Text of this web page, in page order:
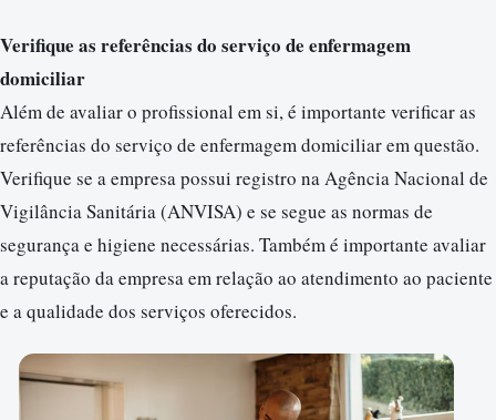
Verifique as referências do serviço de enfermagem
domiciliar
Além de avaliar o profissional em si, é importante verificar as
referências do serviço de enfermagem domiciliar em questão.
Verifique se a empresa possui registro na Agência Nacional de
Vigilância Sanitária (ANVISA) e se segue as normas de
segurança e higiene necessárias. Também é importante avaliar
a reputação da empresa em relação ao atendimento ao paciente
e a qualidade dos serviços oferecidos.